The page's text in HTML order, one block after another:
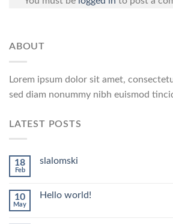
ABOUT
Lorem ipsum dolor sit amet,
sed diam nonummy nibh euismod
LATEST POSTS
18
Feb
slalomski
10
May
Hello world!